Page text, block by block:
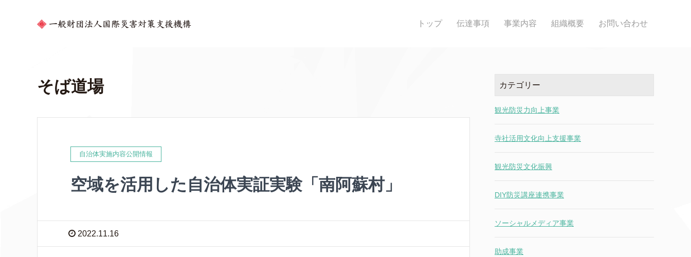
トップ 伝達事項 事業内容 組織概要 お問い合わせ
そば道場
自治体実施内容公開情報
空域を活用した自治体実証実験「南阿蘇村」
2022.11.16
カテゴリー
観光防災力向上事業
寺社活用文化向上支援事業
観光防災文化振興
DIY防災講座連携事業
ソーシャルメディア事業
助成事業